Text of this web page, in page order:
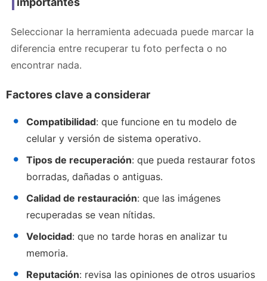
Seleccionar la herramienta adecuada puede marcar la
diferencia entre recuperar tu foto perfecta o no
encontrar nada.
Factores clave a considerar
Compatibilidad: que funcione en tu modelo de
celular y versión de sistema operativo.
Tipos de recuperación: que pueda restaurar fotos
borradas, dañadas o antiguas.
Calidad de restauración: que las imágenes
recuperadas se vean nítidas.
Velocidad: que no tarde horas en analizar tu
memoria.
Reputación: revisa las opiniones de otros usuarios